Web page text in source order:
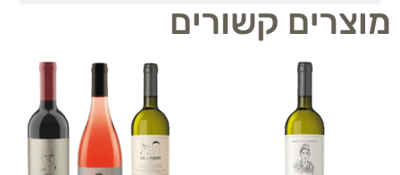
מוצרים קשורים